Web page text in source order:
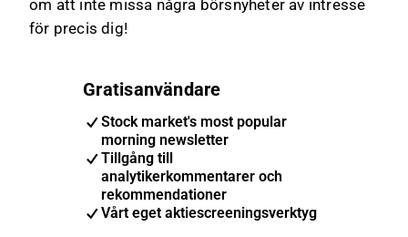
om att inte missa några börsnyheter av intresse
för precis dig!
Gratisanvändare
Stock market's most popular
morning newsletter
Tillgång till
analytikerkommentarer och
rekommendationer
Vårt eget aktiescreeningsverktyg